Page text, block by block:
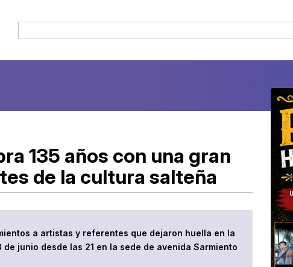
135 años con una gran
de la cultura salteña
a artistas y referentes que dejaron huella en la
junio desde las 21 en la sede de avenida Sarmiento